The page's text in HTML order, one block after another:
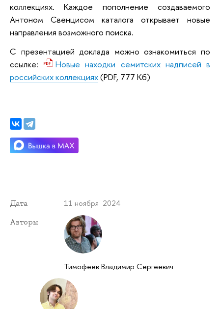
коллекциях. Каждое пополнение создаваемого
Антоном Свенцисом каталога открывает новые
направления возможного поиска.
С презентацией доклада можно ознакомиться по
ссылке:
Новые находки семитских надписей в
российских коллекциях(PDF, 777 Кб)
Дата 11 ноября 2024
Авторы
Тимофеев Владимир Сергеевич